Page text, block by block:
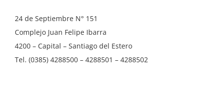
24 de Septiembre N° 151
Complejo Juan Felipe Ibarra
4200 – Capital – Santiago del Estero
Tel. (0385) 4288500 – 4288501 – 4288502